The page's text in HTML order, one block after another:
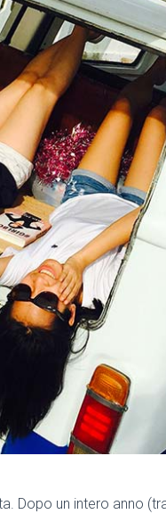
Dopo un intero anno